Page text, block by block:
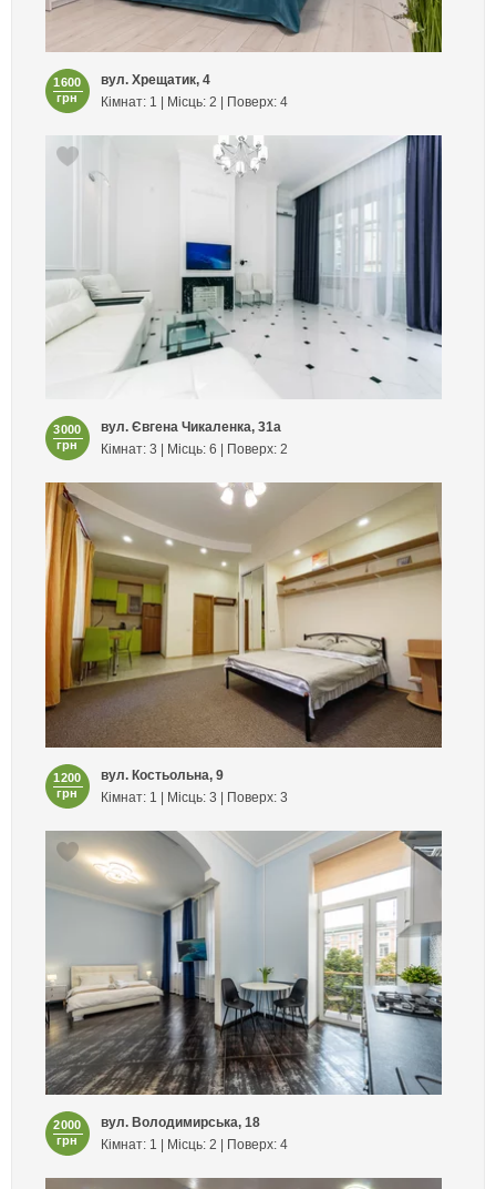
1600
грн
вул. Хрещатик, 4
Кімнат: 1 | Місць: 2 | Поверх: 4
3000
грн
вул. Євгена Чикаленка, 31а
Кімнат: 3 | Місць: 6 | Поверх: 2
1200
грн
вул. Костьольна, 9
Кімнат: 1 | Місць: 3 | Поверх: 3
2000
грн
вул. Володимирська, 18
Кімнат: 1 | Місць: 2 | Поверх: 4